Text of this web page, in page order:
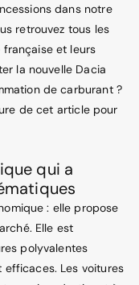
dans notre
retrouvez tous les
et leurs
la nouvelle Dacia
de carburant ?
de cet article pour
qui a
: elle propose
Elle est
polyvalentes
Les voitures